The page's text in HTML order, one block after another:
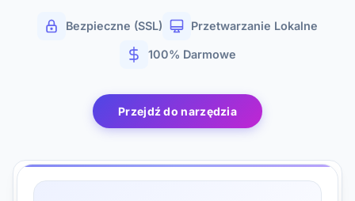
Bezpieczne (SSL) Przetwarzanie Lokalne
100% Darmowe
Przejdź do narzędzia